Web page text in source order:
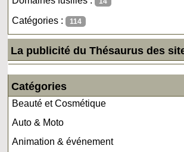
Catégories : 114
La publicité du Thésaurus des
Catégories
Beauté et Cosmétique
Auto & Moto
Animation & événement